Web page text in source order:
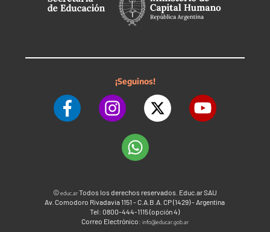
¡Seguinos!
©educ.arTodos los derechos reservados. Educ.ar SAU
Av. Comodoro Rivadavia 1151 - C.A.B.A. CP (1429) - Argentina
Tel: 0800-444-1115 (opción 4)
Correo Electrónico: info@educar.gob.ar